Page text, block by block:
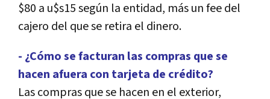
$80 a u$s15 según la entidad, más un fee del
cajero del que se retira el dinero.
- ¿Cómo se facturan las compras que se
hacen afuera con tarjeta de crédito?
Las compras que se hacen en el exterior,